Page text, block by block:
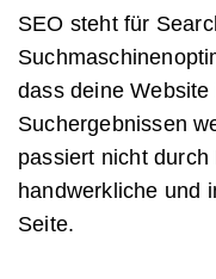
SEO steht für
dass deine
Suchergebnissen
passiert nicht
handwerkliche und
Seite.